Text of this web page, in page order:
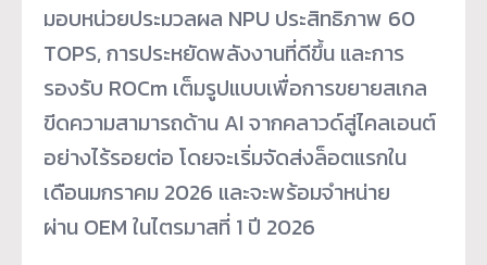
มอบหน่วยประมวลผล NPU ประสิทธิภาพ 60
TOPS, การประหยัดพลังงานที่ดีขึ้น และการ
รองรับ ROCm เต็มรูปแบบเพื่อการขยายสเกล
ขีดความสามารถด้าน AI จากคลาวด์สู่ไคลเอนต์
อย่างไร้รอยต่อ โดยจะเริ่มจัดส่งล็อตแรกใน
เดือนมกราคม 2026 และจะพร้อมจำหน่าย
ผ่าน OEM ในไตรมาสที่ 1 ปี 2026